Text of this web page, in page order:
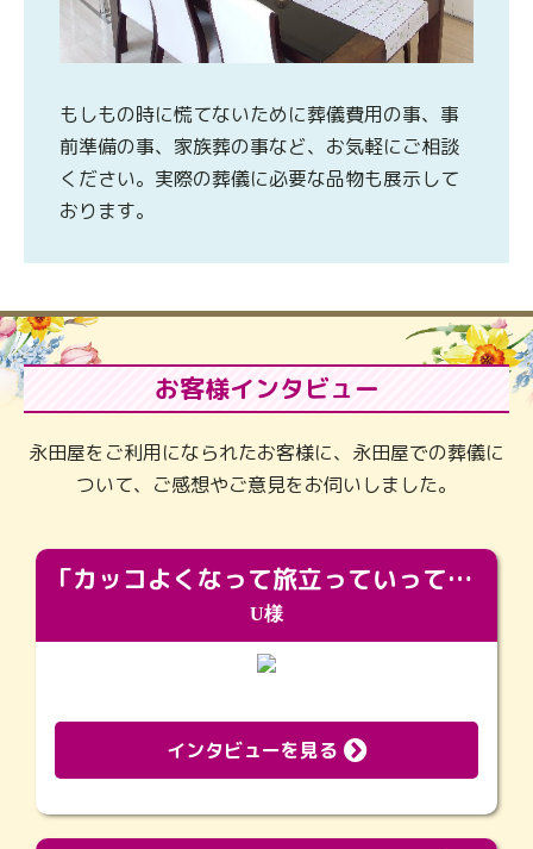
もしもの時に慌てないために葬儀費用の事、事
前準備の事、家族葬の事など、お気軽にご相談
ください。実際の葬儀に必要な品物も展示して
おります。
お客様インタビュー
永田屋をご利用になられたお客様に、永田屋での葬儀に
ついて、ご感想やご意見をお伺いしました。
「カッコよくなって旅立っていってくれました（笑）もっとカッコいいって言ってあげればよかったな」
U様
インタビューを見る